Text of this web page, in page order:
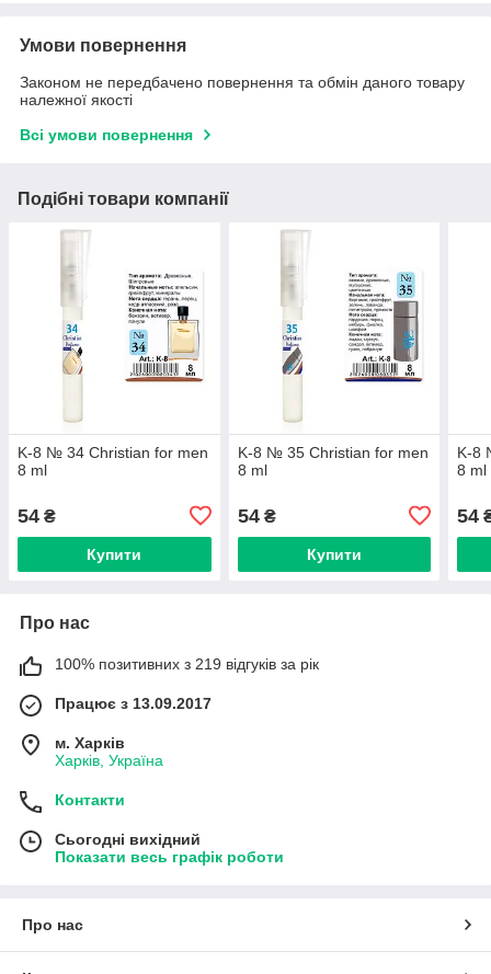
Умови повернення
Законом не передбачено повернення та обмін даного товару
належної якості
Всі умови повернення
Подібні товари компанії
K-8 № 34 Christian for men
8 ml
54 ₴
Купити
K-8 № 35 Christian for men
8 ml
54₴
Купити
K-8
8 ml
54
Про нас
100% позитивних з 219 відгуків за рік
Працює з 13.09.2017
м. Харків
Харків, Україна
Контакти
Сьогодні вихідний
Показати весь графік роботи
Про нас